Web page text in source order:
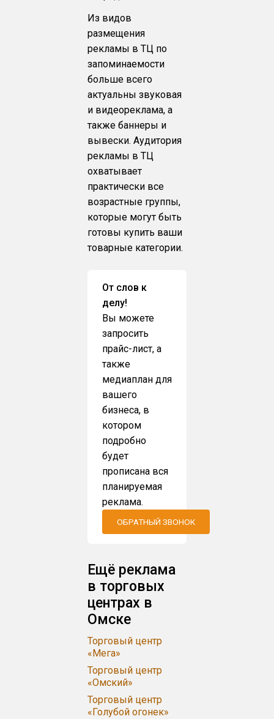
Из видов
размещения
рекламы в ТЦ по
запоминаемости
больше всего
актуальны звуковая
и видеореклама, а
также баннеры и
вывески. Аудитория
рекламы в ТЦ
охватывает
практически все
возрастные группы,
которые могут быть
готовы купить ваши
товарные категории.
От слов к
делу!
Вы можете
запросить
прайс-лист, а
также
медиаплан для
вашего
бизнеса, в
котором
подробно
будет
прописана вся
планируемая
реклама.
ОБРАТНЫЙ ЗВОНОК
Ещё реклама
в торговых
центрах в
Омске
Торговый центр
«Мега»
Торговый центр
«Омский»
Торговый центр
«Голубой огонек»